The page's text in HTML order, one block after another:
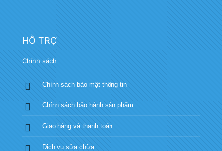
HỖ TRỢ
Chính sách
Chính sách bảo mật thông tin
Chính sách bảo hành sản phẩm
Giao hàng và thanh toán
Dịch vụ sửa chữa